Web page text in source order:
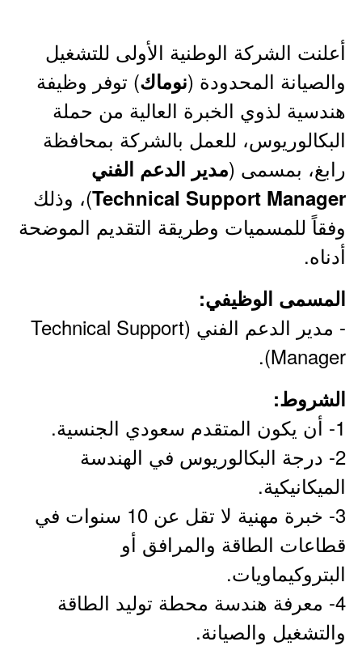
أعلنت الشركة الوطنية الأولى للتشغيل
والصيانة المحدودة (نوماك) توفر وظيفة
هندسية لذوي الخبرة العالية من حملة
البكالوريوس، للعمل بالشركة بمحافظة
رابغ، بمسمى (مدير الدعم الفني
Technical Support Manager)، وذلك
وفقاً للمسميات وطريقة التقديم الموضحة
أدناه.
المسمى الوظيفي:
- مدير الدعم الفني (Technical Support
Manager).
الشروط:
1- أن يكون المتقدم سعودي الجنسية.
2- درجة البكالوريوس في الهندسة
الميكانيكية.
3- خبرة مهنية لا تقل عن 10 سنوات في
قطاعات الطاقة والمرافق أو
البتروكيماويات.
4- معرفة هندسة محطة توليد الطاقة
والتشغيل والصيانة.